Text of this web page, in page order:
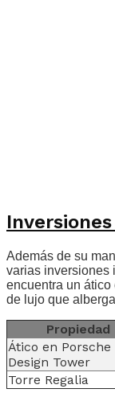
Además de su
varias inversiones
encuentra un
de lujo que
Propiedad
Ático en Porsche
Design Tower
Torre Regalia